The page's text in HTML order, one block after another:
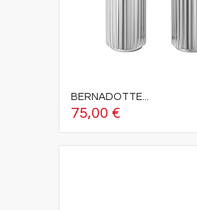
BERNADOTTE...
75,00 €